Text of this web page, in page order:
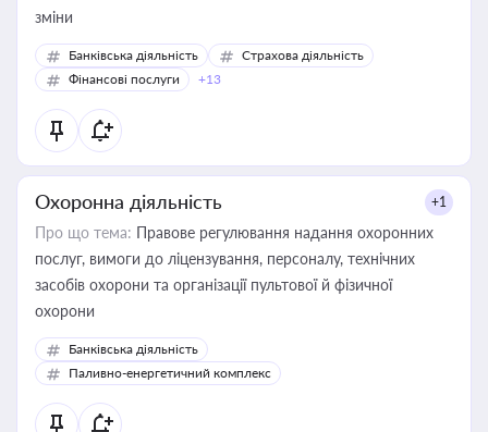
зміни
Банківська діяльність
Страхова діяльність
Фінансові послуги
+13
Охоронна діяльність +1
Про що тема: Правове регулювання надання охоронних
послуг, вимоги до ліцензування, персоналу, технічних
засобів охорони та організації пультової й фізичної
охорони
Банківська діяльність
Паливно-енергетичний комплекс